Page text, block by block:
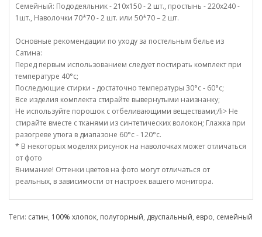
Семейный: Пододеяльник - 210х150 - 2 шт., простынь - 220х240 -
1шт., Наволочки 70*70 - 2 шт. или 50*70 – 2 шт.
Основные рекомендации по уходу за постельным белье из
Сатина:
Перед первым использованием следует постирать комплект при
температуре 40°c;
Последующие стирки - достаточно температуры 30°c - 60°c;
Все изделия комплекта стирайте вывернутыми наизнанку;
Не используйте порошок с отбеливающими веществами;/li> Не
стирайте вместе с тканями из синтетических волокон; Глажка при
разогреве утюга в диапазоне 60°c - 120°c.
* В некоторых моделях рисунок на наволочках может отличаться
от фото
Внимание! Оттенки цветов на фото могут отличаться от
реальных, в зависимости от настроек вашего монитора.
Теги: сатин, 100% хлопок, полуторный, двуспальный, евро, семейный